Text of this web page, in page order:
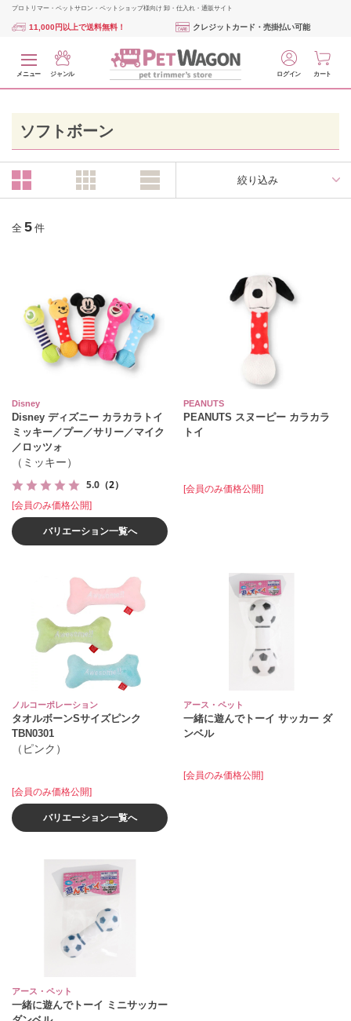
プロトリマー・ペットサロン・ペットショップ様向け 卸・仕入れ・通販サイト
11,000円以上で送料無料！ クレジットカード・売掛払い可能
メニュー ジャンル ログイン カート
ソフトボーン
絞り込み
全 5 件
Disney
Disney ディズニー カラカラトイ
ミッキー／プー／サリー／マイク
／ロッツォ
（ミッキー）
5.0 （2）
[会員のみ価格公開]
バリエーション一覧へ
PEANUTS
PEANUTS スヌーピー カラカラ
トイ
[会員のみ価格公開]
ノルコーポレーション
タオルボーンSサイズピンク
TBN0301
（ピンク）
[会員のみ価格公開]
バリエーション一覧へ
アース・ペット
一緒に遊んでトーイ サッカー ダ
ンベル
[会員のみ価格公開]
アース・ペット
一緒に遊んでトーイ ミニサッカー